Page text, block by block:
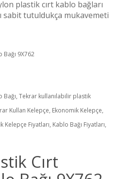
plastik cırt kablo bağları
sabit tutuldukça mukavemeti
Bağı 9X762
Bağı, Tekrar kullanılabilir plastik
Kullan Kelepçe, Ekonomik Kelepçe,
Fiyatları, Kablo Bağı Fiyatları,
Cırt